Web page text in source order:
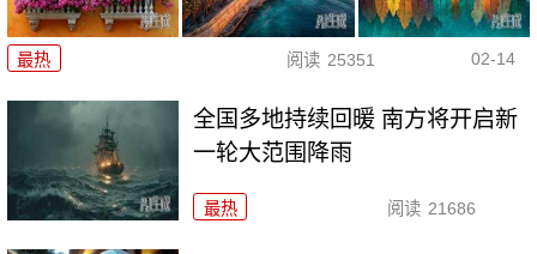
最热 阅读 25351 02-14
全国多地持续回暖 南方将开启新
一轮大范围降雨
最热 阅读 21686